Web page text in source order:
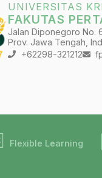
UNIVERSITAS
FAKUTAS
Jalan Diponegoro No.
Prov. Jawa Tengah,
+62298-321212
Flexible Learning